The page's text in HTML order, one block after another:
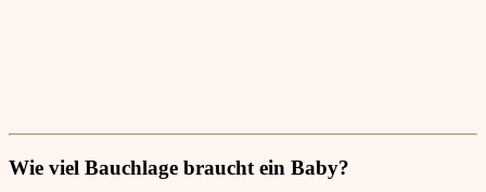
Wie viel Bauchlage braucht ein Baby?